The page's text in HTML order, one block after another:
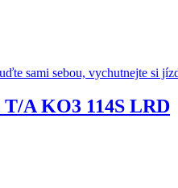
sami sebou, vychutnejte si
A KO3 114S LRD